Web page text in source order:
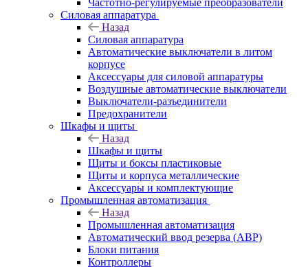
Частотно-регулируемые преобразователи
Силовая аппаратура
Назад
Силовая аппаратура
Автоматические выключатели в литом
корпусе
Аксессуары для силовой аппаратуры
Воздушные автоматические выключатели
Выключатели-разъединители
Предохранители
Шкафы и щиты
Назад
Шкафы и щиты
Щиты и боксы пластиковые
Щиты и корпуса металлические
Аксессуары и комплектующие
Промышленная автоматизация
Назад
Промышленная автоматизация
Автоматический ввод резерва (АВР)
Блоки питания
Контроллеры